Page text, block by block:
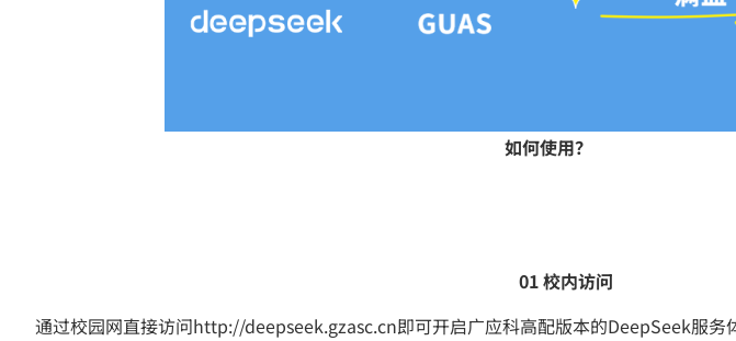
如何使用？
01 校内访问
通过校园网直接访问http://deepseek.gzasc.cn即可开启广应科高配版本的DeepSeek服务